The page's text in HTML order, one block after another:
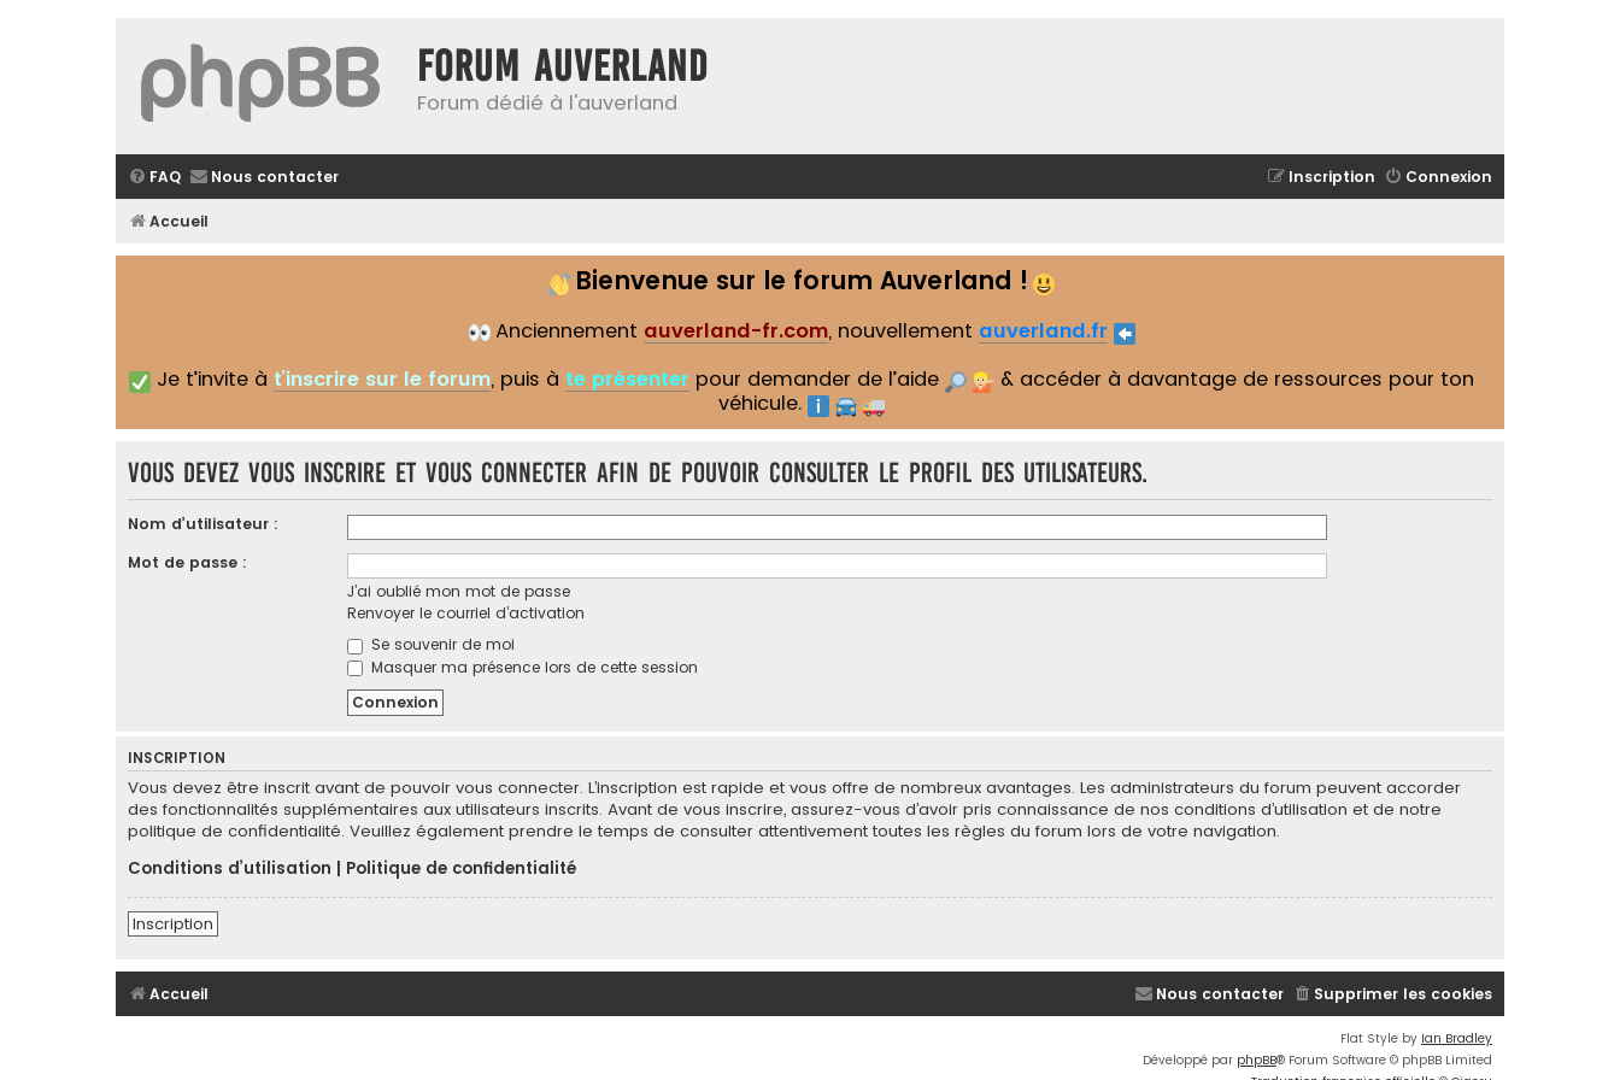
Forum Auverland
Forum dédié à l'auverland
FAQ Nous contacter Connexion
Inscription
Accueil
Bienvenue sur le forum Auverland !
Anciennement auverland-fr.com, nouvellement auverland.fr
Je t’invite à t’inscrire sur le forum, puis à te présenter pour demander de l’aide
& accéder à davantage de ressources pour ton
véhicule.
Vous devez vous inscrire et vous connecter afin de pouvoir consulter le profil des utilisateurs.
Nom d’utilisateur :
Mot de passe :
J’ai oublié mon mot de passe
Renvoyer le courriel d’activation
Se souvenir de moi
Masquer ma présence lors de cette session
INSCRIPTION
Vous devez être inscrit avant de pouvoir vous connecter. L’inscription est rapide et vous offre de nombreux avantages. Les administrateurs du forum peuvent accorder
des fonctionnalités supplémentaires aux utilisateurs inscrits. Avant de vous inscrire, assurez-vous d’avoir pris connaissance de nos conditions d’utilisation et de notre
politique de confidentialité. Veuillez également prendre le temps de consulter attentivement toutes les règles du forum lors de votre navigation.
Conditions d’utilisation
Politique de confidentialité
Inscription
Accueil Supprimer les cookies
Nous contacter
Flat Style by Ian Bradley
Développé par phpBB® Forum Software © phpBB Limited